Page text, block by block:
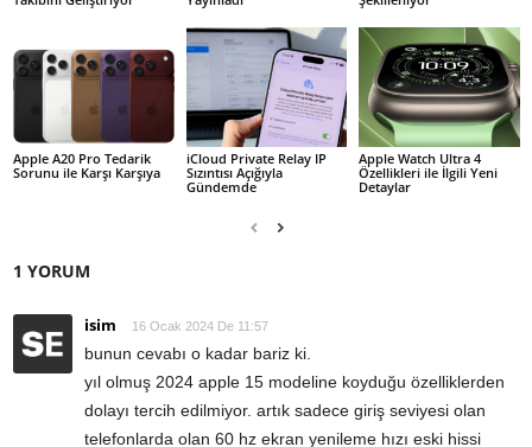
Apple A20 Pro Tedarik
Sorunu ile Karşı Karşıya
iCloud Private Relay IP
Sızıntısı Açığıyla
Gündemde
Apple Watch Ultra 4
Özellikleri ile İlgili Yeni
Detaylar
1 YORUM
isim 16 Ocak 2024 De 11:57
bunun cevabı o kadar bariz ki.
yıl olmuş 2024 apple 15 modeline koyduğu özelliklerden
dolayı tercih edilmiyor. artık sadece giriş seviyesi olan
telefonlarda olan 60 hz ekran yenileme hızı eski hissi